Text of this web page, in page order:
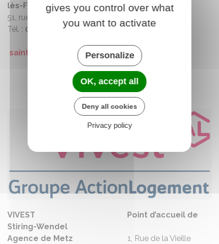
lès-Forbach
51, rue de la Liberté 57 460 Behren-Lès-Forbach
Tél. : 03 87 13 11 13
saintebarbe.cdc-habitat.com
VIVEST Point d’accueil de
Stiring-Wendel
Agence de Metz
1, Rue de la Vieille
gives you control over what
you want to activate
Personalize
OK, accept all
Deny all cookies
Privacy policy